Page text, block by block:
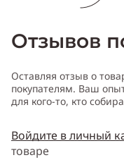
Отзывов
Оставляя отзыв о
покупателям. Ваш
для кого-то, кто
Войдите в личный
товаре